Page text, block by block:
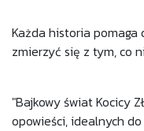
Każda historia pomaga
zmierzyć się z tym, co
"Bajkowy świat Kocicy
opowieści, idealnych